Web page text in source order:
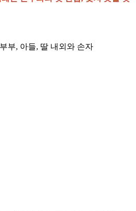
부, 아들, 딸 내외와 손자